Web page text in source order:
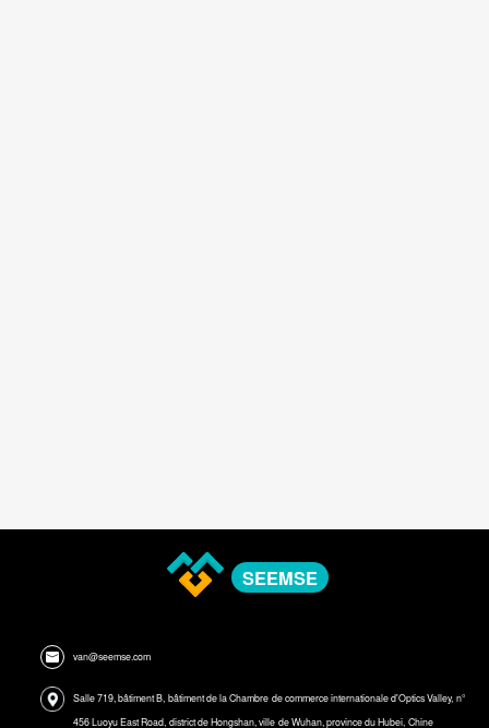
SEEMSE
van@seemse.com
Salle 719, bâtiment B, bâtiment de la Chambre de commerce internationale d'Optics Valley, n°
456 Luoyu East Road, district de Hongshan, ville de Wuhan, province du Hubei, Chine